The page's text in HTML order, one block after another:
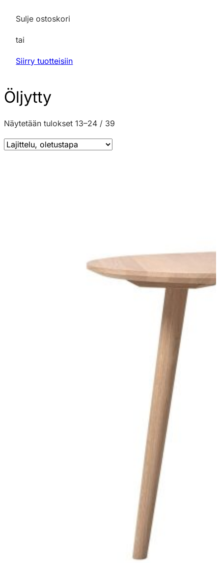
Sulje ostoskori
tai
Siirry tuotteisiin
Öljytty
Näytetään tulokset 13–24 / 39